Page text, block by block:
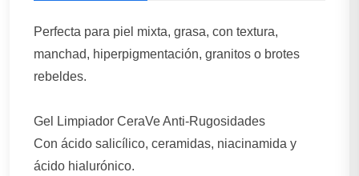
Perfecta para piel mixta, grasa, con textura,
manchad, hiperpigmentación, granitos o brotes
rebeldes.
Gel Limpiador CeraVe Anti-Rugosidades
Con ácido salicílico, ceramidas, niacinamida y
ácido hialurónico.